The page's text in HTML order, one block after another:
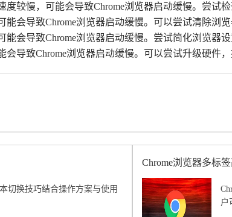
较慢，可能会导致Chrome浏览器启动缓慢。尝试
会导致Chrome浏览器启动缓慢。可以尝试清除浏
会导致Chrome浏览器启动缓慢。尝试简化浏览器
导致Chrome浏览器启动缓慢。可以尝试升级硬件，
切换技巧结合操作方案与使用
Chrome浏览器多标
户